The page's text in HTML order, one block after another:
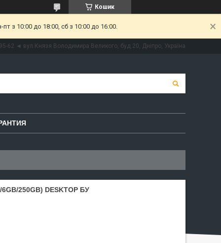
Кошик
з 10:00 до 18:00, сб з 10:00 до 16:00.
62 ◄ вул.Князя Володимира Великого, буд.20, Дніпро, Україна
250GB) DESKTOP БУ